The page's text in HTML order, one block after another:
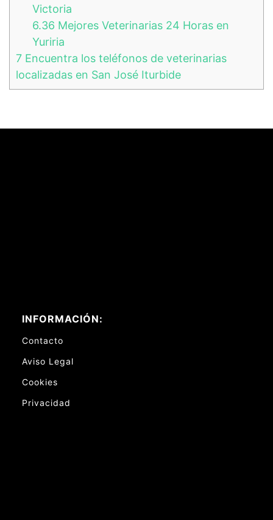
Victoria
6.36 Mejores Veterinarias 24 Horas en
Yuriria
7 Encuentra los teléfonos de veterinarias
localizadas en San José Iturbide
INFORMACIÓN:
Contacto
Aviso Legal
Cookies
Privacidad